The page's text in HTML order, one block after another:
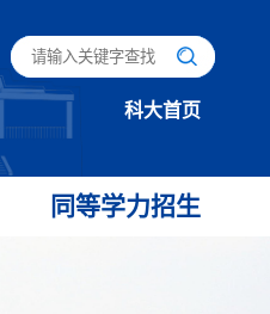
科大首页
同等学力招生